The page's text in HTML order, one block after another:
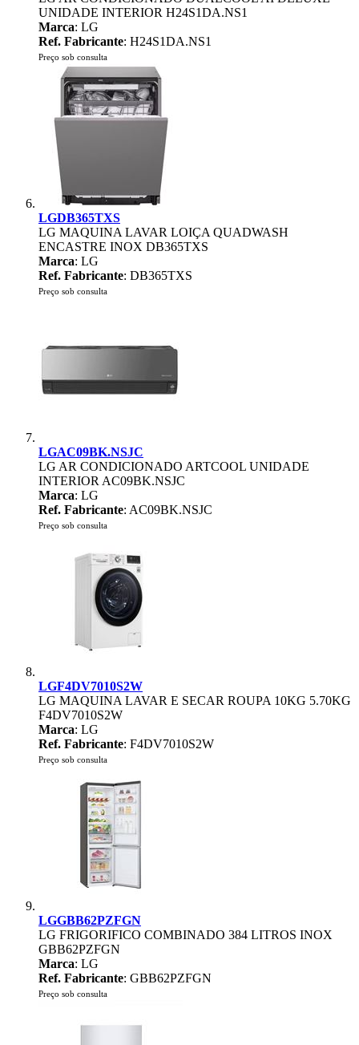
UNIDADE INTERIOR H24S1DA.NS1
Marca: LG
Ref. Fabricante: H24S1DA.NS1
Preço sob consulta
LGDB365TXS
LG MAQUINA LAVAR LOIÇA QUADWASH
ENCASTRE INOX DB365TXS
Marca: LG
Ref. Fabricante: DB365TXS
Preço sob consulta
LGAC09BK.NSJC
LG AR CONDICIONADO ARTCOOL UNIDADE
INTERIOR AC09BK.NSJC
Marca: LG
Ref. Fabricante: AC09BK.NSJC
Preço sob consulta
LGF4DV7010S2W
LG MAQUINA LAVAR E SECAR ROUPA 10KG 5.70KG
F4DV7010S2W
Marca: LG
Ref. Fabricante: F4DV7010S2W
Preço sob consulta
LGGBB62PZFGN
LG FRIGORIFICO COMBINADO 384 LITROS INOX
GBB62PZFGN
Marca: LG
Ref. Fabricante: GBB62PZFGN
Preço sob consulta